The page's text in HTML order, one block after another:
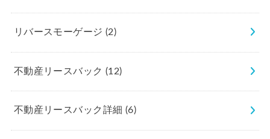
リバースモーゲージ (2)
不動産リースバック (12)
不動産リースバック詳細 (6)